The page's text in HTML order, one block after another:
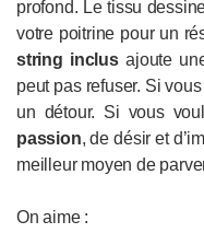
profond. Le tissu
votre poitrine pour un
string inclusajoute
peut pas refuser. Si
un détour. Si vous
passion, de désir et
meilleur moyen de
On aime :